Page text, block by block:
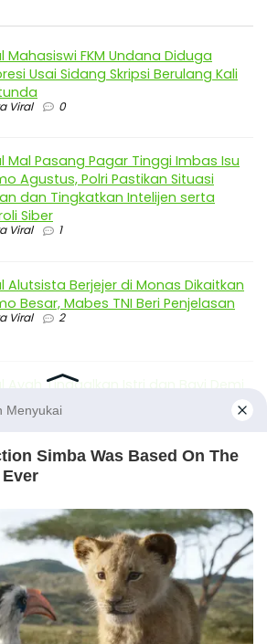
Mahasiswi FKM Undana Diduga
Usai Sidang Skripsi Berulang Kali
Viral 0
Mal Pasang Pagar Tinggi Imbas Isu
Agustus, Polri Pastikan Situasi
dan Tingkatkan Intelijen serta
Siber
Viral 1
Alutsista Berjejer di Monas Dikaitkan
Besar, Mabes TNI Beri Penjelasan
Viral 2
Ayah Tinggalkan Istri dan Bayi Demi
Selingkuhan Sesama Jenis
Viral 2
Lagu Kicau Mania di Luar Negeri,
Ramai di TikTok Global
Viral 2